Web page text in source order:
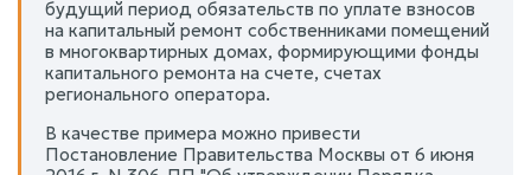
будущий период обязательств по уплате взносов
на капитальный ремонт собственниками помещений
в многоквартирных домах, формирующими фонды
капитального ремонта на счете, счетах
регионального оператора.
В качестве примера можно привести
Постановление Правительства Москвы от 6 июня